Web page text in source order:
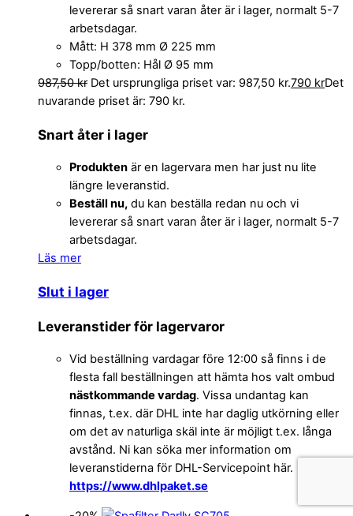
levererar så snart varan åter är i lager, normalt 5-7
arbetsdagar.
Mått: H 378 mm Ø 225 mm
Topp/botten: Hål Ø 95 mm
987,50kr Det ursprungliga priset var: 987,50 kr.790 krDet
nuvarande priset är: 790 kr.
Snart åter i lager
Produkten är en lagervara men har just nu lite
längre leveranstid.
Beställ nu, du kan beställa redan nu och vi
levererar så snart varan åter är i lager, normalt 5-7
arbetsdagar.
Läs mer
Slut i lager
Leveranstider för lagervaror
Vid beställning vardagar före 12:00 så finns i de
flesta fall beställningen att hämta hos valt ombud
nästkommande vardag. Vissa undantag kan
finnas, t.ex. där DHL inte har daglig utkörning eller
om det av naturliga skäl inte är möjligt t.ex. långa
avstånd. Ni kan söka mer information om
leveranstiderna för DHL-Servicepoint här.
https://www.dhlpaket.se